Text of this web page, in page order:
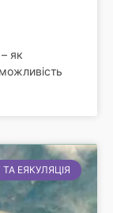
як
ТА ЕЯКУЛЯЦІЯ